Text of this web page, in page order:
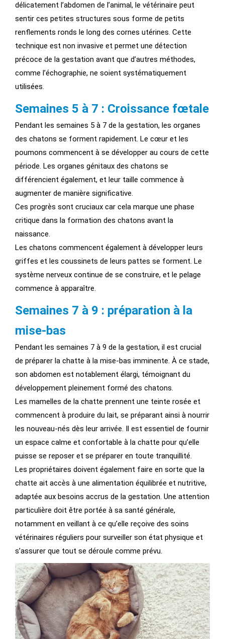
délicatement l’abdomen de l’animal, le vétérinaire peut
sentir ces petites structures sous forme de petits
renflements ronds le long des cornes utérines. Cette
technique est non invasive et permet une détection
précoce de la gestation avant que d’autres méthodes,
comme l’échographie, ne soient systématiquement
utilisées.
Semaines 5 à 7 : Croissance fœtale
Pendant les semaines 5 à 7 de la gestation, les organes
des chatons se forment rapidement. Le cœur et les
poumons commencent à se développer au cours de cette
période. Les organes génitaux des chatons se
différencient également, et leur taille commence à
augmenter de manière significative.
Ces progrès sont cruciaux car cela marque une phase
critique dans la formation des chatons avant la
naissance.
Les chatons commencent également à développer leurs
griffes et les coussinets de leurs pattes se forment. Le
système nerveux continue de se construire, et le pelage
commence à apparaître.
Semaines 7 à 9 : préparation à la
mise-bas
Pendant les semaines 7 à 9 de la gestation, il est crucial
de préparer la chatte à la mise-bas imminente. À ce stade,
son abdomen est notablement élargi, témoignant du
développement pleinement formé des chatons.
Les mamelles de la chatte prennent une teinte rosée et
commencent à produire du lait, se préparant ainsi à nourrir
les nouveau-nés dès leur arrivée. Il est essentiel de fournir
un espace calme et confortable à la chatte pour qu’elle
puisse se reposer et se préparer en toute tranquillité.
Les propriétaires doivent également faire en sorte que la
chatte ait accès à une alimentation équilibrée et nutritive,
adaptée aux besoins accrus de la gestation. Une attention
particulière doit être portée à sa santé générale,
notamment en veillant à ce qu’elle reçoive des soins
vétérinaires réguliers pour surveiller son état physique et
s’assurer que tout se déroule comme prévu.